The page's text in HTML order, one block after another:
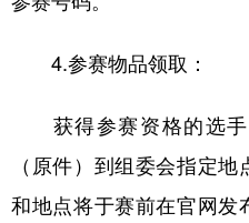
4.参赛物品领取：
获得参赛资格的选手
（原件）到组委会指定
和地点将于赛前在官网发